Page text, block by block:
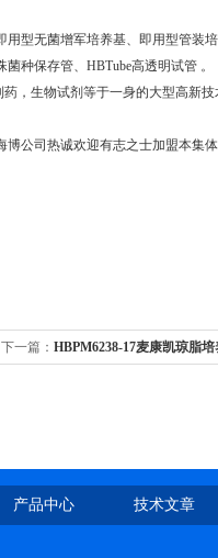
型无菌增军培养基、即用型管装
种保存管、HBTube高透明试管 。
，生物试剂等于一身的大型高新
公司热诚欢迎有志之士加盟本集
下一篇： HBPM6238-17麦康凯琼脂培
产品中心 技术文章